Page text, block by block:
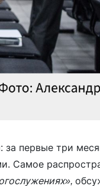
первые три
Самое